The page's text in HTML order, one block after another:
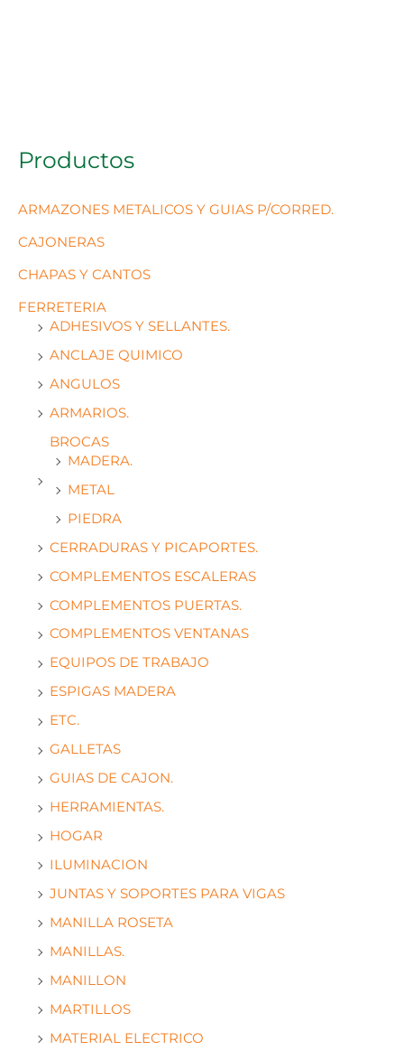
Productos
ARMAZONES METALICOS Y GUIAS P/CORRED.
CAJONERAS
CHAPAS Y CANTOS
FERRETERIA
ADHESIVOS Y SELLANTES.
ANCLAJE QUIMICO
ANGULOS
ARMARIOS.
BROCAS
MADERA.
METAL
PIEDRA
CERRADURAS Y PICAPORTES.
COMPLEMENTOS ESCALERAS
COMPLEMENTOS PUERTAS.
COMPLEMENTOS VENTANAS
EQUIPOS DE TRABAJO
ESPIGAS MADERA
ETC.
GALLETAS
GUIAS DE CAJON.
HERRAMIENTAS.
HOGAR
ILUMINACION
JUNTAS Y SOPORTES PARA VIGAS
MANILLA ROSETA
MANILLAS.
MANILLON
MARTILLOS
MATERIAL ELECTRICO